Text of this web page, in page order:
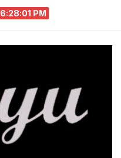
6:28:02 PM